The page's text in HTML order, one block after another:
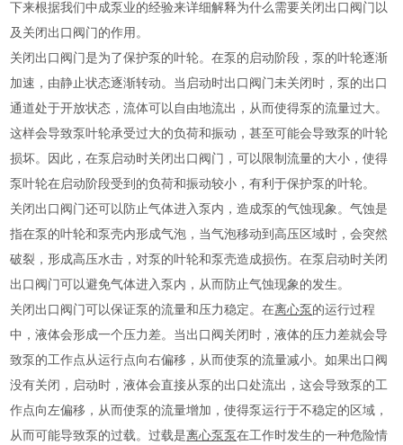
下来根据我们中成泵业的经验来详细解释为什么需要关闭出口阀门以
及关闭出口阀门的作用。
关闭出口阀门是为了保护泵的叶轮。在泵的启动阶段，泵的叶轮逐渐
加速，由静止状态逐渐转动。当启动时出口阀门未关闭时，泵的出口
通道处于开放状态，流体可以自由地流出，从而使得泵的流量过大。
这样会导致泵叶轮承受过大的负荷和振动，甚至可能会导致泵的叶轮
损坏。因此，在泵启动时关闭出口阀门，可以限制流量的大小，使得
泵叶轮在启动阶段受到的负荷和振动较小，有利于保护泵的叶轮。
关闭出口阀门还可以防止气体进入泵内，造成泵的气蚀现象。气蚀是
指在泵的叶轮和泵壳内形成气泡，当气泡移动到高压区域时，会突然
破裂，形成高压水击，对泵的叶轮和泵壳造成损伤。在泵启动时关闭
出口阀门可以避免气体进入泵内，从而防止气蚀现象的发生。
关闭出口阀门可以保证泵的流量和压力稳定。在离心泵 的运行过程
中，液体会形成一个压力差。当出口阀关闭时，液体的压力差就会导
致泵的工作点从运行点向右偏移，从而使泵的流量减小。如果出口阀
没有关闭，启动时，液体会直接从泵的出口处流出，这会导致泵的工
作点向左偏移，从而使泵的流量增加，使得泵运行于不稳定的区域，
从而可能导致泵的过载。过载是离心泵泵在工作时发生的一种危险情